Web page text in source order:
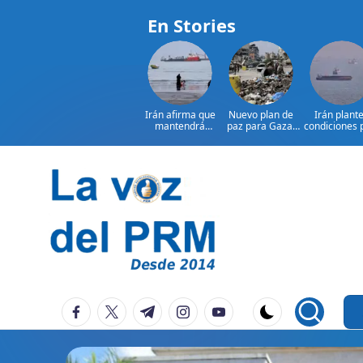
En Stories
Irán afirma que
mantendrá
Ormuz hasta que
Nuevo plan de
paz para Gaza:
UU. a Israel?
Irán
condiciones
estrecho
contenido
eVoz
Del
PRM
facebook.com
twitter.com
t.me instagram.com
youtube.com